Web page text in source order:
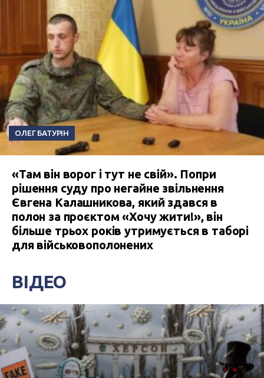
ОЛЕГ БАТУРІН
«Там він ворог і тут не свій». Попри
рішення суду про негайне звільнення
Євгена Калашникова, який здався в
полон за проєктом «Хочу жити!», він
більше трьох років утримується в таборі
для військовополонених
ВІДЕО